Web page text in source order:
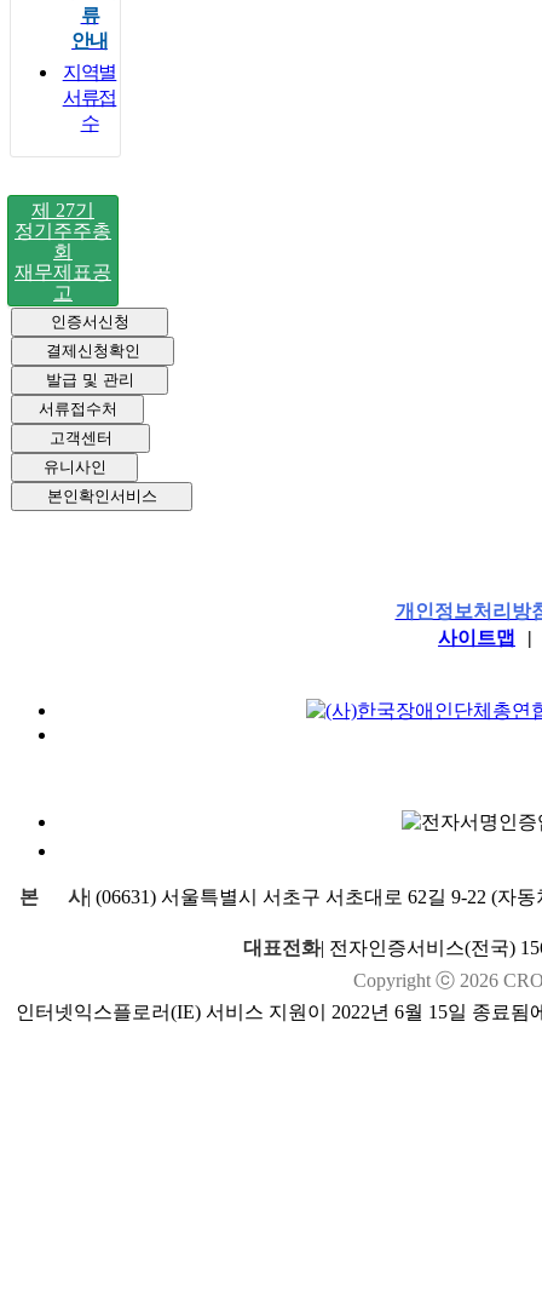
류
안내
지역별
서류접
수
제 27기
정기주주총
회
재무제표공
고
인증서신청
결제신청확인
발급 및 관리
서류접수처
고객센터
유니사인
본인확인서비스
개인정보처리방
사이트맵
|
본 사| (06631) 서울특별시 서초구 서초대로 62길 9-22 (자
대표전화| 전자인증서비스(전국)
Copyright ⓒ 2026
인터넷익스플로러(IE) 서비스 지원이 2022년 6월 15일 종료